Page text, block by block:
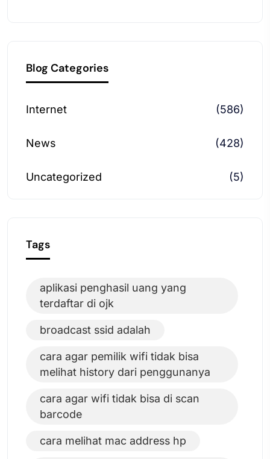
Blog Categories
Internet (586)
News (428)
Uncategorized (5)
Tags
aplikasi penghasil uang yang
terdaftar di ojk
broadcast ssid adalah
cara agar pemilik wifi tidak bisa
melihat history dari penggunanya
cara agar wifi tidak bisa di scan
barcode
cara melihat mac address hp